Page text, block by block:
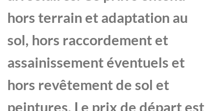
hors terrain et adaptation au
sol, hors raccordement et
assainissement éventuels et
hors revêtement de sol et
peintures. Le prix de départ est